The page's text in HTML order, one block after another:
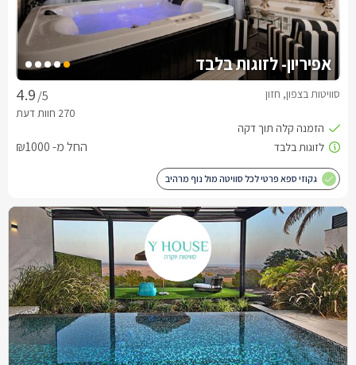
אפיריון- לזוגות בלבד
/5 סוויטות בצפון, חזון
החל מ- ₪1000
גקוזי ספא פרטי לכל סוויטה מול נוף מרהיב